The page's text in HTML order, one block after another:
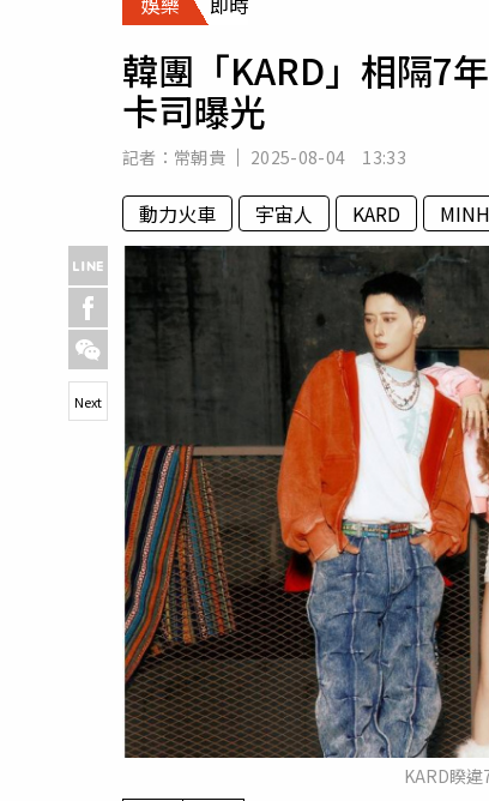
專欄
韓團「KARD」相隔7
卡司曝光
記者： 常朝貴 2025-08-04 13:33
動力火車 宇宙人 KARD MINH
KARD睽違
Next